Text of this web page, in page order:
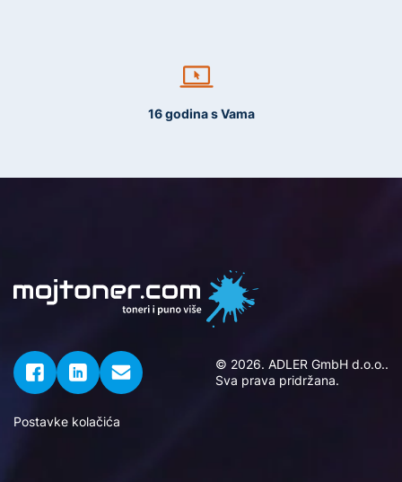
16 godina s Vama
© 2026. ADLER GmbH d.o.o..
Sva prava pridržana.
Postavke kolačića